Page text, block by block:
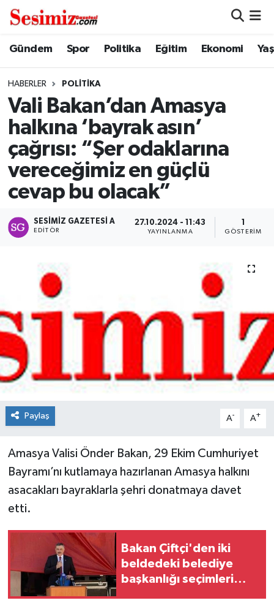
Gündem Spor Politika Eğitim Ekonomi
HABERLER POLITIKA
Vali Bakan’dan Amasya
halkına ‘bayrak asın’
çağrısı: “Şer odaklarına
vereceğimiz en güçlü
cevap bu olacak”
SESIMIZ GAZETESI A
EDITÖR
27.10.2024 - 11:43
YAYINLANMA GÖSTERIM
Paylaş A- A+
Amasya Valisi Önder Bakan, 29 Ekim Cumhuriyet
Bayramı’nı kutlamaya hazırlanan Amasya halkını
asacakları bayraklarla şehri donatmaya davet
etti.
Bakan Çiftçi'den iki
beldedeki belediye
başkanlığı seçimleri
Dünya
Ekonomi
Genel
Gündem
Magazin
Politika
Sağlık
Spor
Nöbetçi Eczaneler
Hava Durumu
Namaz Vakitleri
Trafik Durumu
Süper Lig Puan Durumu ve Fikstür
Tüm Manşetler
Son Dakika Haberleri
Haber Arşivi